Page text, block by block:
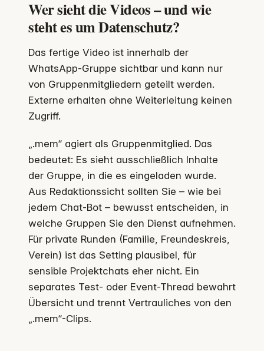
Wer sieht die Videos – und wie
steht es um Datenschutz?
Das fertige Video ist innerhalb der
WhatsApp-Gruppe sichtbar und kann nur
von Gruppenmitgliedern geteilt werden.
Externe erhalten ohne Weiterleitung keinen
Zugriff.
„.mem“ agiert als Gruppenmitglied. Das
bedeutet: Es sieht ausschließlich Inhalte
der Gruppe, in die es eingeladen wurde.
Aus Redaktionssicht sollten Sie – wie bei
jedem Chat-Bot – bewusst entscheiden, in
welche Gruppen Sie den Dienst aufnehmen.
Für private Runden (Familie, Freundeskreis,
Verein) ist das Setting plausibel, für
sensible Projektchats eher nicht. Ein
separates Test- oder Event-Thread bewahrt
Übersicht und trennt Vertrauliches von den
„.mem“-Clips.